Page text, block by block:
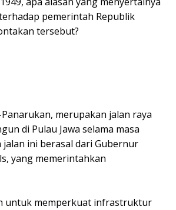
pemerintah Republik
tersebut?
merupakan jalan raya
di Pulau Jawa selama masa
jalan ini berasal dari Gubernur
yang memerintahkan
untuk memperkuat infrastruktur